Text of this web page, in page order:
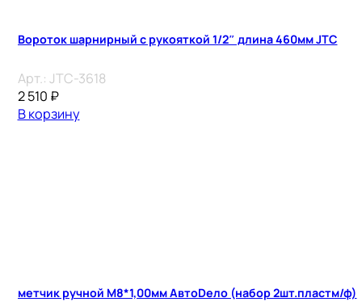
Вороток шарнирный с рукояткой 1/2″ длина 460мм JTC
Арт.: JTC-3618
2 510 ₽
В корзину
метчик ручной М8*1,00мм АвтоDело (набор 2шт.пластм/ф)